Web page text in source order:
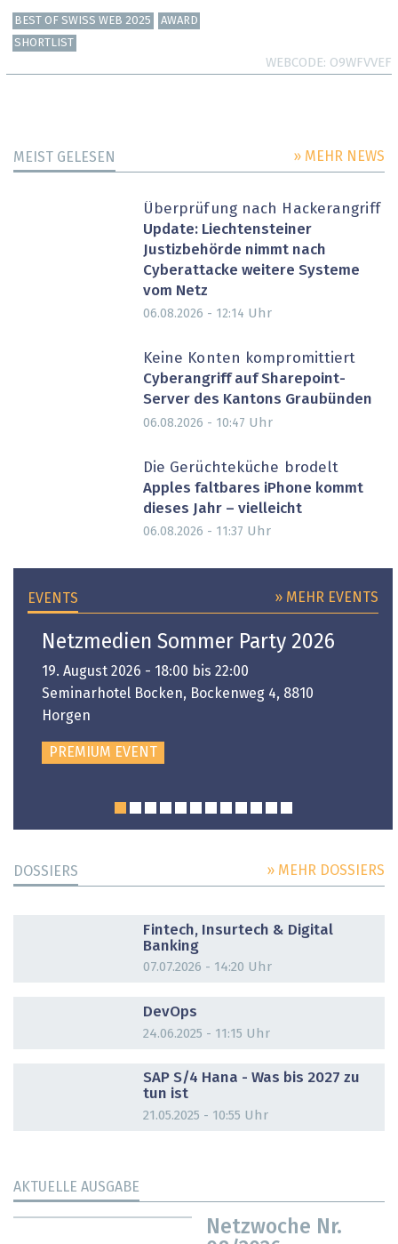
BEST OF SWISS WEB 2025
AWARD
SHORTLIST
WEBCODE O9WFVVEF
MEIST GELESEN » MEHR NEWS
Überprüfung nach Hackerangriff
Update: Liechtensteiner
Justizbehörde nimmt nach
Cyberattacke weitere Systeme
vom Netz
06.08.2026 - 12:14 Uhr
Keine Konten kompromittiert
Cyberangriff auf Sharepoint-
Server des Kantons Graubünden
06.08.2026 - 10:47 Uhr
Die Gerüchteküche brodelt
Apples faltbares iPhone kommt
dieses Jahr – vielleicht
06.08.2026 - 11:37 Uhr
EVENTS » MEHR EVENTS
Netzmedien Sommer Party 2026
19. August 2026 - 18:00 bis 22:00
Seminarhotel Bocken, Bockenweg 4, 8810
Horgen
PREMIUM EVENT
DOSSIERS » MEHR DOSSIERS
Fintech, Insurtech & Digital
Banking
07.07.2026 - 14:20 Uhr
DevOps
24.06.2025 - 11:15 Uhr
SAP S/4 Hana - Was bis 2027 zu
tun ist
21.05.2025 - 10:55 Uhr
AKTUELLE AUSGABE
Netzwoche Nr.